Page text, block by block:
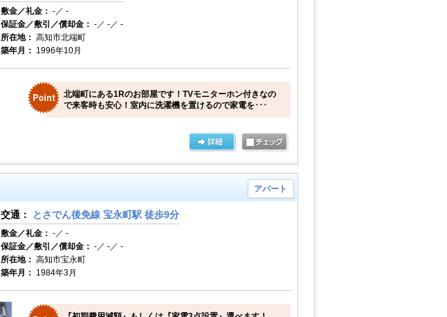
敷金／礼金： -／ -
保証金／敷引／償却金： -／ -／ -
所在地： 高知市北端町
築年月： 1996年10月
北端町にある1Rのお部屋です！TVモニターホン付きなの
で来客時も安心！室内に洗濯機を置けるので家電を･･･
アパート
交通： とさでん後免線 宝永町駅 徒歩9分
敷金／礼金： -／ -
保証金／敷引／償却金： -／ -／ -
所在地： 高知市宝永町
築年月： 1984年3月